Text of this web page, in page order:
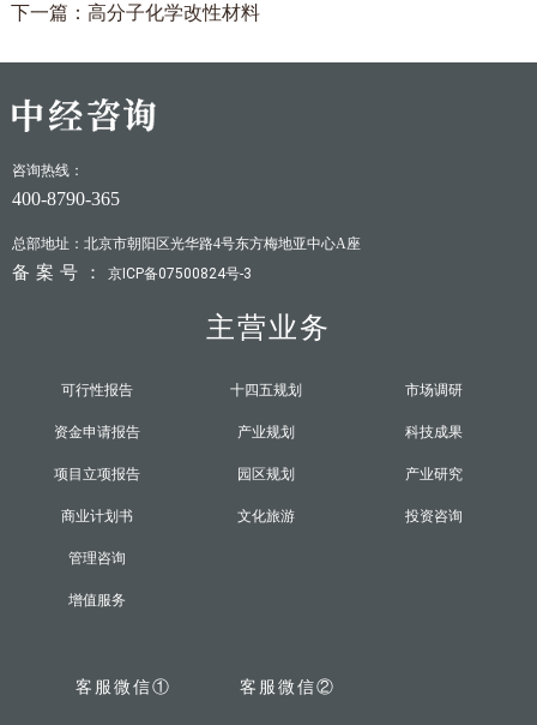
下一篇：高分子化学改性材料
咨询热线：
400-8790-365
总部地址：北京市朝阳区光华路4号东方梅地亚中心A座
备案号： 京ICP备07500824号-3
主营业务
可行性报告
资金申请报告
项目立项报告
商业计划书
十四五规划
产业规划
园区规划
文化旅游
市场调研
科技成果
产业研究
投资咨询
管理咨询
增值服务
客服微信① 客服微信②